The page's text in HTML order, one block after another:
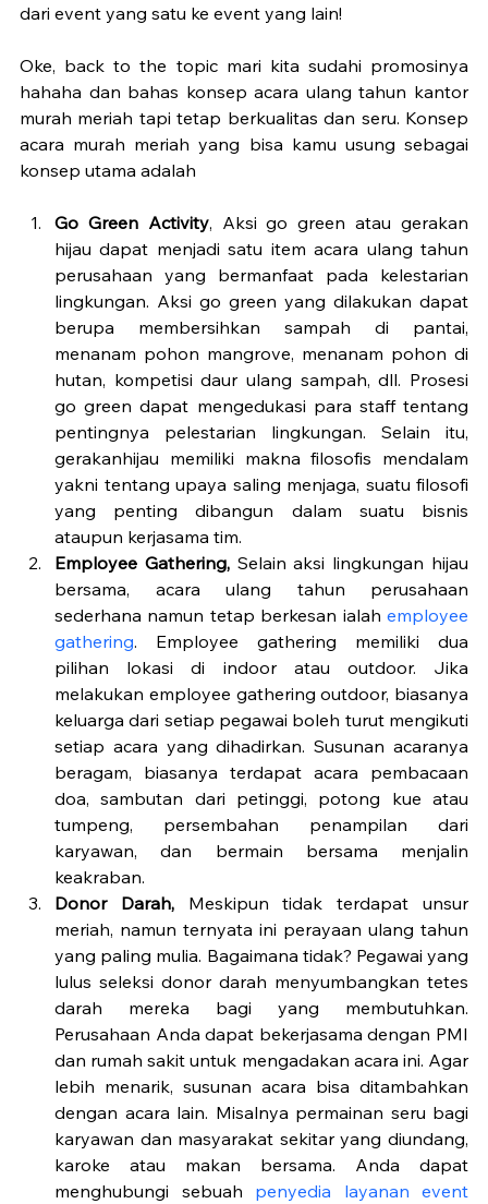
dari event yang satu ke event yang lain!
Oke, back to the topic mari kita sudahi promosinya
hahaha dan bahas konsep acara ulang tahun kantor
murah meriah tapi tetap berkualitas dan seru. Konsep
acara murah meriah yang bisa kamu usung sebagai
konsep utama adalah
Go Green Activity, Aksi go green atau gerakan
hijau dapat menjadi satu item acara ulang tahun
perusahaan yang bermanfaat pada kelestarian
lingkungan. Aksi go green yang dilakukan dapat
berupa membersihkan sampah di pantai,
menanam pohon mangrove, menanam pohon di
hutan, kompetisi daur ulang sampah, dll. Prosesi
go green dapat mengedukasi para staff tentang
pentingnya pelestarian lingkungan. Selain itu,
gerakanhijau memiliki makna filosofis mendalam
yakni tentang upaya saling menjaga, suatu filosofi
yang penting dibangun dalam suatu bisnis
ataupun kerjasama tim.
Employee Gathering, Selain aksi lingkungan hijau
bersama, acara ulang tahun perusahaan
sederhana namun tetap berkesan ialah employee
gathering. Employee gathering memiliki dua
pilihan lokasi di indoor atau outdoor. Jika
melakukan employee gathering outdoor, biasanya
keluarga dari setiap pegawai boleh turut mengikuti
setiap acara yang dihadirkan. Susunan acaranya
beragam, biasanya terdapat acara pembacaan
doa, sambutan dari petinggi, potong kue atau
tumpeng, persembahan penampilan dari
karyawan, dan bermain bersama menjalin
keakraban.
Donor Darah, Meskipun tidak terdapat unsur
meriah, namun ternyata ini perayaan ulang tahun
yang paling mulia. Bagaimana tidak? Pegawai yang
lulus seleksi donor darah menyumbangkan tetes
darah mereka bagi yang membutuhkan.
Perusahaan Anda dapat bekerjasama dengan PMI
dan rumah sakit untuk mengadakan acara ini. Agar
lebih menarik, susunan acara bisa ditambahkan
dengan acara lain. Misalnya permainan seru bagi
karyawan dan masyarakat sekitar yang diundang,
karoke atau makan bersama. Anda dapat
menghubungi sebuah penyedia layanan event